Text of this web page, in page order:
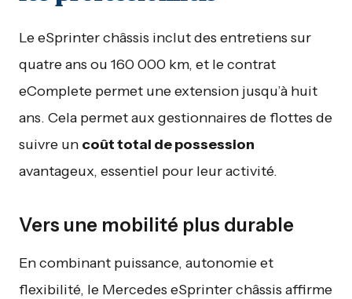
Le eSprinter châssis inclut des entretiens sur
quatre ans ou 160 000 km, et le contrat
eComplete permet une extension jusqu’à huit
ans. Cela permet aux gestionnaires de flottes de
suivre un coût total de possession
avantageux, essentiel pour leur activité.
Vers une mobilité plus durable
En combinant puissance, autonomie et
flexibilité, le Mercedes eSprinter châssis affirme